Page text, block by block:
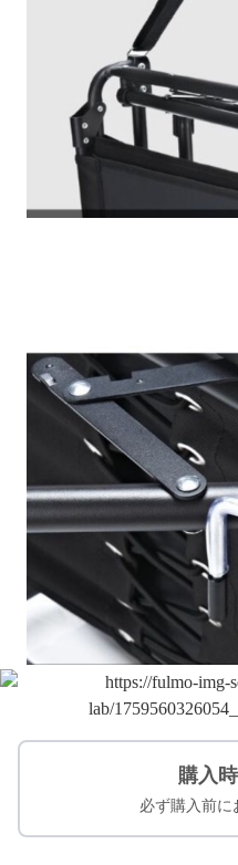
購入
必ず購入前に